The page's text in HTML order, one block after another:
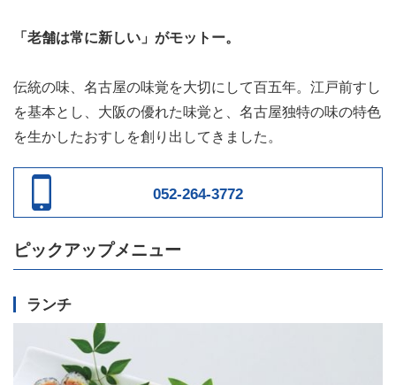
「老舗は常に新しい」がモットー。
伝統の味、名古屋の味覚を大切にして百五年。江戸前すし
を基本とし、大阪の優れた味覚と、名古屋独特の味の特色
を生かしたおすしを創り出してきました。
052-264-3772
ピックアップメニュー
ランチ